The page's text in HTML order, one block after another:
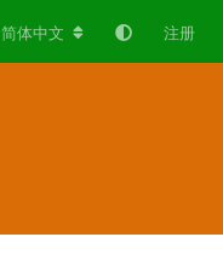
简体中文 注册